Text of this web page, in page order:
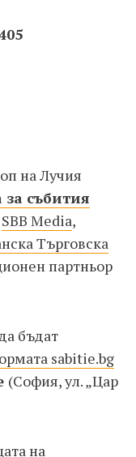
на Лучия
събития
SBB Media,
Търговска
партньор
бъдат
sabitie.bg
(София, ул. „Цар
на